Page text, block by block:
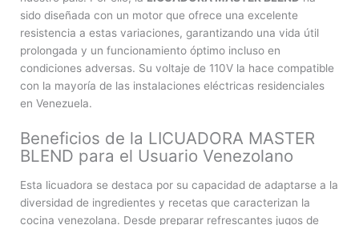
sido diseñada con un motor que ofrece una excelente
resistencia a estas variaciones, garantizando una vida útil
prolongada y un funcionamiento óptimo incluso en
condiciones adversas. Su voltaje de 110V la hace compatible
con la mayoría de las instalaciones eléctricas residenciales
en Venezuela.
Beneficios de la LICUADORA MASTER
BLEND para el Usuario Venezolano
Esta licuadora se destaca por su capacidad de adaptarse a la
diversidad de ingredientes y recetas que caracterizan la
cocina venezolana. Desde preparar refrescantes jugos de